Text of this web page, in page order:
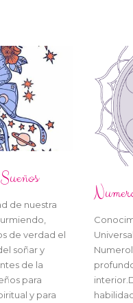
de nuestra
de verdad el
soñar y
de la
para
y para